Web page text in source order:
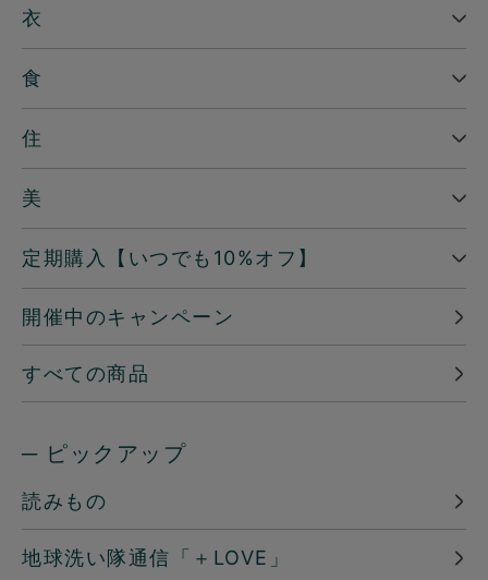
衣
食
住
美
定期購入【いつでも10%オフ】
開催中のキャンペーン
すべての商品
─ ピックアップ
読みもの
地球洗い隊通信「＋LOVE」